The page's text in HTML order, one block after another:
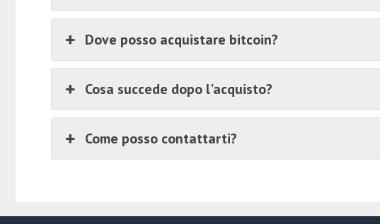
Dove posso acquistare bitcoin?
Cosa succede dopo l'acquisto?
Come posso contattarti?